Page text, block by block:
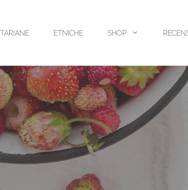
ETNICHE SHOP